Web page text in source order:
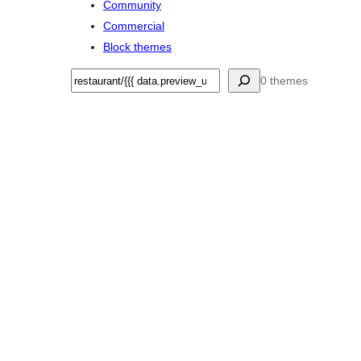
Community
Commercial
Block themes
Keresés 0 themes